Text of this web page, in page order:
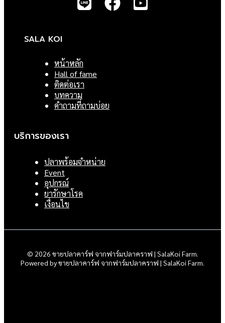
SALA KOI
หน้าหลัก
Hall of fame
ติดต่อเรา
บทความ
คำถามที่ถามบ่อย
บริการของเรา
ปลาพร้อมจำหน่าย
Event
อุปกรณ์
ยารักษาโรค
เงื่อนไข
© 2026 ขายปลาคาร์ฟ จากฟาร์มปลาคราฟ | SalaKoi Farm.
Powered by ขายปลาคาร์ฟ จากฟาร์มปลาคราฟ | SalaKoi Farm.